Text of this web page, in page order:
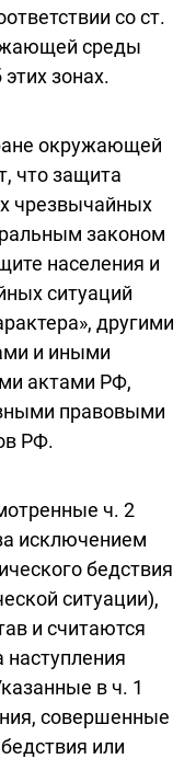
со ст.
среды
зонах.
окружающей
что защита
чрезвычайных
законом
населения и
ситуаций
другими
и иными
актами РФ,
правовыми
РФ.
ч. 2
исключением
бедствия
ситуации),
и считаются
в ч. 1
совершенные
или